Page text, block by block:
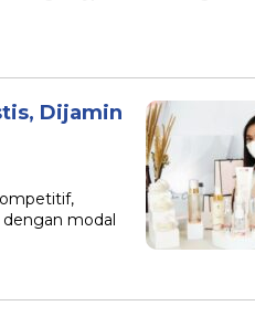
Dijamin
modal